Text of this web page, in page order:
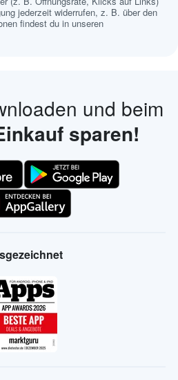
jederzeit widerrufen, z. B. über den
findest du in unseren
und beim
sparen!